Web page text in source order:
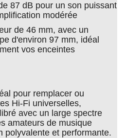
87 dB pour un son puissant
modérée
de 46 mm, avec un
d'environ 97 mm, idéal
vos enceintes
pour remplacer ou
Hi-Fi universelles,
avec un large spectre
amateurs de musique
polyvalente et performante.